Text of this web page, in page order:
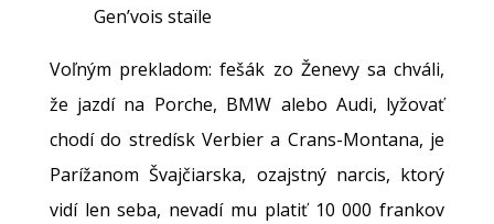
Gen’vois staïle
Voľným prekladom: fešák zo Ženevy sa chváli,
že jazdí na Porche, BMW alebo Audi, lyžovať
chodí do stredísk Verbier a Crans-Montana, je
Parížanom Švajčiarska, ozajstný narcis, ktorý
vidí len seba, nevadí mu platiť 10 000 frankov